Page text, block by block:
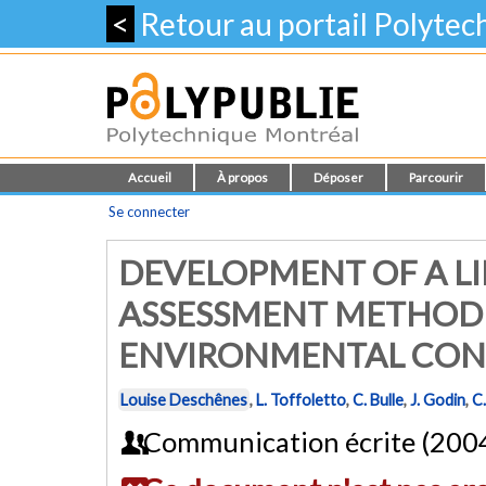
< Retour au portail
Accueil À propos Déposer Parcourir
Se connecter
DEVELOPMENT OF A
ASSESSMENT
ENVIRONMENTAL
Louise Deschênes,L. Toffoletto,C. Bulle,J. Godin,
Communication écrite